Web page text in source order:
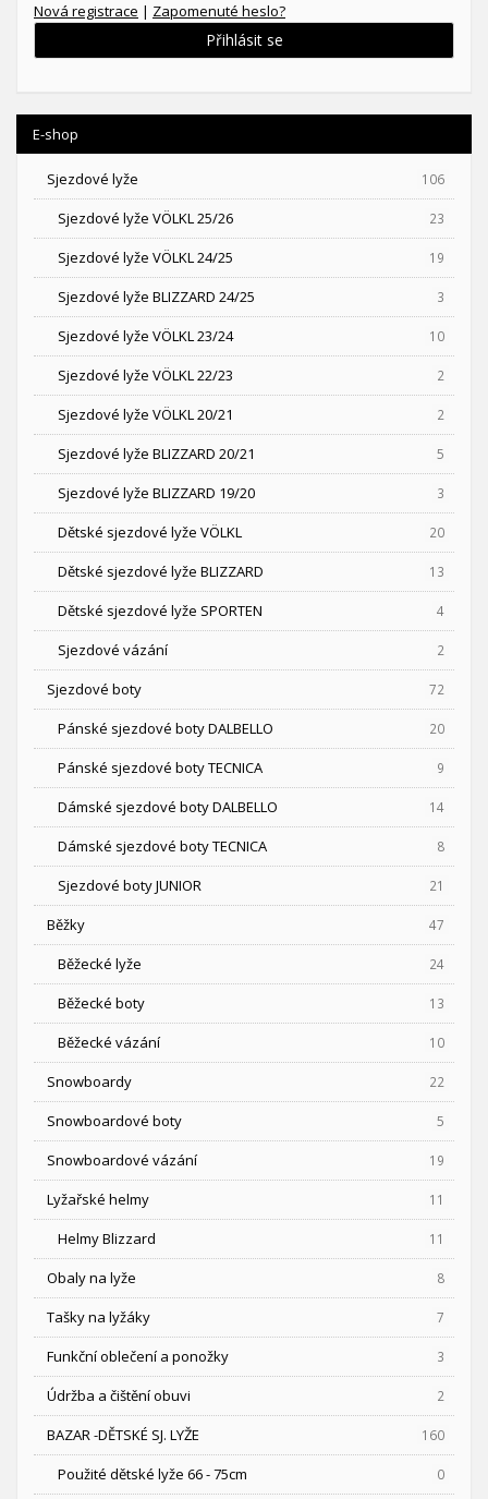
Nová registrace | Zapomenuté heslo?
Přihlásit se
E-shop
Sjezdové lyže 106
Sjezdové lyže VÖLKL 25/26 23
Sjezdové lyže VÖLKL 24/25 19
Sjezdové lyže BLIZZARD 24/25 3
Sjezdové lyže VÖLKL 23/24 10
Sjezdové lyže VÖLKL 22/23 2
Sjezdové lyže VÖLKL 20/21 2
Sjezdové lyže BLIZZARD 20/21 5
Sjezdové lyže BLIZZARD 19/20 3
Dětské sjezdové lyže VÖLKL 20
Dětské sjezdové lyže BLIZZARD 13
Dětské sjezdové lyže SPORTEN 4
Sjezdové vázání 2
Sjezdové boty 72
Pánské sjezdové boty DALBELLO 20
Pánské sjezdové boty TECNICA 9
Dámské sjezdové boty DALBELLO 14
Dámské sjezdové boty TECNICA 8
Sjezdové boty JUNIOR 21
Běžky 47
Běžecké lyže 24
Běžecké boty 13
Běžecké vázání 10
Snowboardy 22
Snowboardové boty 5
Snowboardové vázání 19
Lyžařské helmy 11
Helmy Blizzard 11
Obaly na lyže 8
Tašky na lyžáky 7
Funkční oblečení a ponožky 3
Údržba a čištění obuvi 2
BAZAR -DĚTSKÉ SJ. LYŽE 160
Použité dětské lyže 66 - 75cm 0